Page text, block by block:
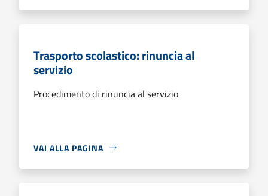
Trasporto scolastico: rinuncia al
servizio
Procedimento di rinuncia al servizio
VAI ALLA PAGINA